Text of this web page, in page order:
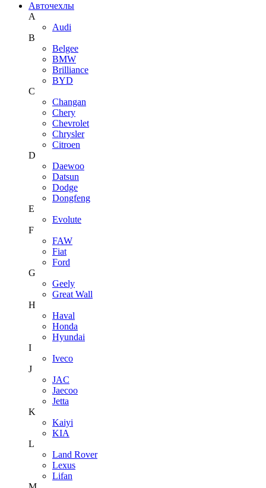
Авточехлы
A
Audi
B
Belgee
BMW
Brilliance
BYD
C
Changan
Chery
Chevrolet
Chrysler
Citroen
D
Daewoo
Datsun
Dodge
Dongfeng
E
Evolute
F
FAW
Fiat
Ford
G
Geely
Great Wall
H
Haval
Honda
Hyundai
I
Iveco
J
JAC
Jaecoo
Jetta
K
Kaiyi
KIA
L
Land Rover
Lexus
Lifan